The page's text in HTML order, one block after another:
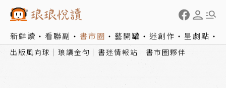
新鮮讀 看聯副 書市圈 藝開罐 迷創作 星劇點
出版風向球 琅讀金句 書迷情報站 書市圈夥伴